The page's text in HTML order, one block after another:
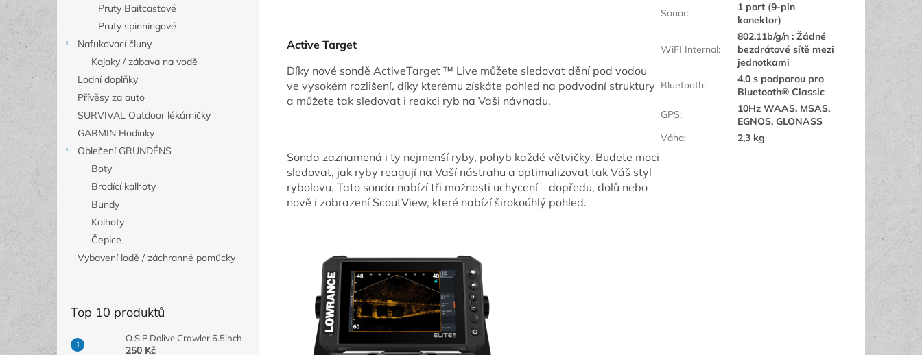
Pruty Baitcastové
Pruty spinningové
Nafukovací čluny
Kajaky / zábava na vodě
Lodní doplňky
Přívěsy za auto
SURVIVAL Outdoor lékárničky
GARMIN Hodinky
Oblečení GRUNDÉNS
Boty
Brodící kalhoty
Bundy
Kalhoty
Čepice
Vybavení lodě / záchranné pomůcky
Top 10 produktů
O.S.P Dolive Crawler 6.5inch
250 Kč
Active Target
Díky nové sondě ActiveTarget ™ Live můžete sledovat dění pod vodou
ve vysokém rozlišení, díky kterému získáte pohled na podvodní struktury
a můžete tak sledovat i reakci ryb na Vaši návnadu.
Sonda zaznamená i ty nejmenší ryby, pohyb každé větvičky. Budete moci
sledovat, jak ryby reagují na Vaší nástrahu a optimalizovat tak Váš styl
rybolovu. Tato sonda nabízí tři možnosti uchycení – dopředu, dolů nebo
nově i zobrazení ScoutView, které nabízí širokoúhlý pohled.
Sonar:
1 port (9-pin
konektor)
WiFI Internal:
802.11b/g/n : Žádné
bezdrátové sítě mezi
jednotkami
Bluetooth:
4.0 s podporou pro
Bluetooth® Classic
GPS:
10Hz WAAS, MSAS,
EGNOS, GLONASS
Váha: 2,3 kg